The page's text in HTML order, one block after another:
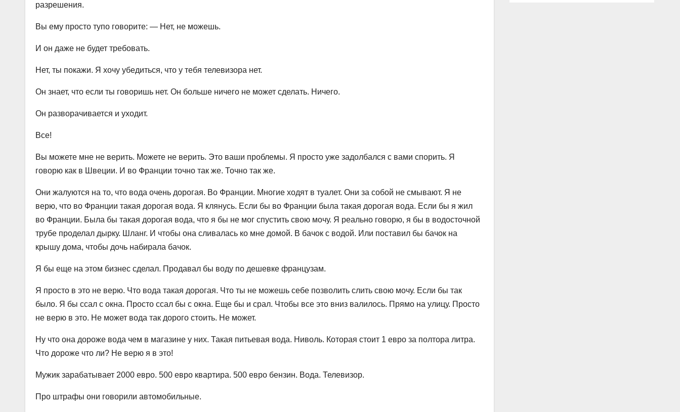
разрешения.
Вы ему просто тупо говорите: — Нет, не можешь.
И он даже не будет требовать.
Нет, ты покажи. Я хочу убедиться, что у тебя телевизора нет.
Он знает, что если ты говоришь нет. Он больше ничего не может сделать. Ничего.
Он разворачивается и уходит.
Все!
Вы можете мне не верить. Можете не верить. Это ваши проблемы. Я просто уже задолбался с вами спорить. Я
говорю как в Швеции. И во Франции точно так же. Точно так же.
Они жалуются на то, что вода очень дорогая. Во Франции. Многие ходят в туалет. Они за собой не смывают. Я не
верю, что во Франции такая дорогая вода. Я клянусь. Если бы во Франции была такая дорогая вода. Если бы я жил
во Франции. Была бы такая дорогая вода, что я бы не мог спустить свою мочу. Я реально говорю, я бы в водосточной
трубе проделал дырку. Шланг. И чтобы она сливалась ко мне домой. В бачок с водой. Или поставил бы бачок на
крышу дома, чтобы дочь набирала бачок.
Я бы еще на этом бизнес сделал. Продавал бы воду по дешевке французам.
Я просто в это не верю. Что вода такая дорогая. Что ты не можешь себе позволить слить свою мочу. Если бы так
было. Я бы ссал с окна. Просто ссал бы с окна. Еще бы и срал. Чтобы все это вниз валилось. Прямо на улицу. Просто
не верю в это. Не может вода так дорого стоить. Не может.
Ну что она дороже вода чем в магазине у них. Такая питьевая вода. Ниволь. Которая стоит 1 евро за полтора литра.
Что дороже что ли? Не верю я в это!
Мужик зарабатывает 2000 евро. 500 евро квартира. 500 евро бензин. Вода. Телевизор.
Про штрафы они говорили автомобильные.